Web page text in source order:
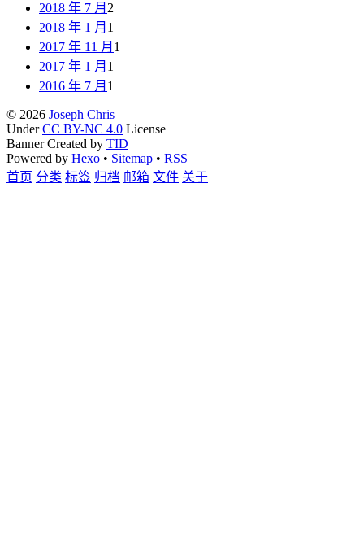
2018 年 7 月 2
2018 年 1 月 1
2017 年 11 月 1
2017 年 1 月 1
2016 年 7 月 1
© 2026 Joseph Chris
UnderCC BY-NC 4.0 License
Banner Created by TID
Powered by Hexo • Sitemap • RSS
首页 分类 标签 归档 邮箱 文件 关于